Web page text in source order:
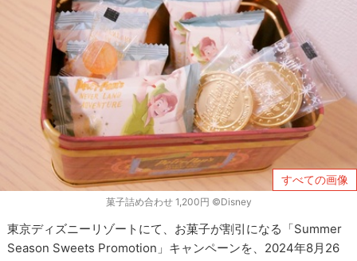
すべての画像
菓子詰め合わせ 1,200円 ©Disney
東京ディズニーリゾートにて、お菓子が割引になる「Summer
Season Sweets Promotion」キャンペーンを、2024年8月26